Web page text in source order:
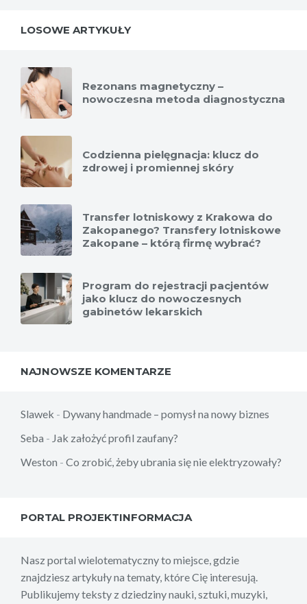
LOSOWE ARTYKUŁY
Rezonans magnetyczny –
nowoczesna metoda diagnostyczna
Codzienna pielęgnacja: klucz do
zdrowej i promiennej skóry
Transfer lotniskowy z Krakowa do
Zakopanego? Transfery lotniskowe
Zakopane – którą firmę wybrać?
Program do rejestracji pacjentów
jako klucz do nowoczesnych
gabinetów lekarskich
NAJNOWSZE KOMENTARZE
Slawek - Dywany handmade – pomysł na nowy biznes
Seba - Jak założyć profil zaufany?
Weston - Co zrobić, żeby ubrania się nie elektryzowały?
PORTAL PROJEKTINFORMACJA
Nasz portal wielotematyczny to miejsce, gdzie
znajdziesz artykuły na tematy, które Cię interesują.
Publikujemy teksty z dziedziny nauki, sztuki, muzyki,